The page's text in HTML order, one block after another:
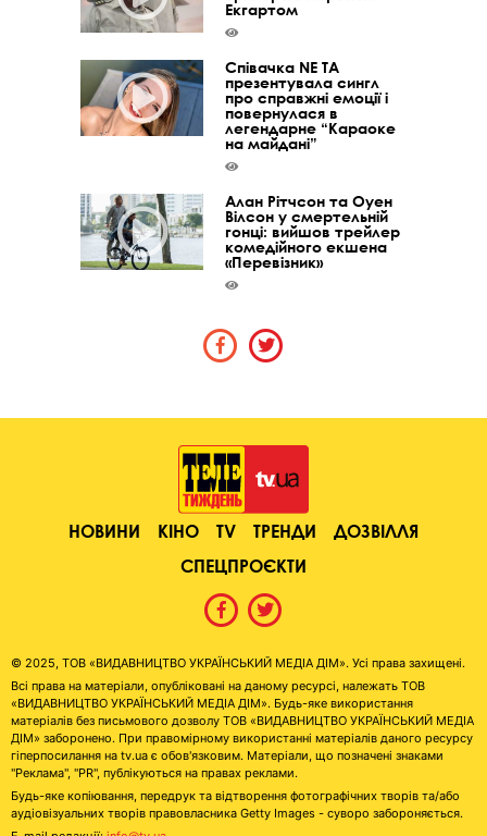
Екгартом
Співачка NE TA
презентувала сингл
про справжні емоції і
повернулася в
легендарне “Караоке
на майдані”
Алан Рітчсон та Оуен
Вілсон у смертельній
гонці: вийшов трейлер
комедійного екшена
«Перевізник»
НОВИНИ КІНО TV ТРЕНДИ
ДОЗВІЛЛЯ
СПЕЦПРОЄКТИ
© 2025, ТОВ «ВИДАВНИЦТВО УКРАЇНСЬКИЙ МЕДІА ДІМ». Усі права захищені.
Всі права на матеріали, опубліковані на даному ресурсі, належать ТОВ
«ВИДАВНИЦТВО УКРАЇНСЬКИЙ МЕДІА ДІМ». Будь-яке використання
матеріалів без письмового дозволу ТОВ «ВИДАВНИЦТВО УКРАЇНСЬКИЙ МЕДІА
ДІМ» заборонено. При правомірному використанні матеріалів даного ресурсу
гіперпосилання на tv.ua є обов'язковим. Матеріали, що позначені знаками
"Реклама", "PR", публікуються на правах реклами.
Будь-яке копіювання, передрук та відтворення фотографічних творів та/або
аудіовізуальних творів правовласника Getty Images - суворо забороняється.